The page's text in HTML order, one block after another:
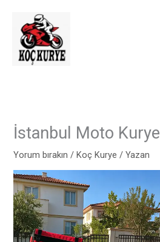
İstanbul Moto Kurye
Yorum bırakın /Koç Kurye / Yazan